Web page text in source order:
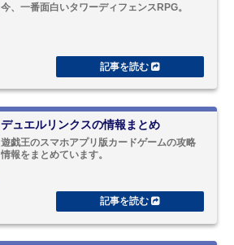
今、一番面白いタワーディフェンスRPG。
デュエルリンクスの情報まとめ
遊戯王のスマホアプリ版カードゲームの攻略
情報をまとめています。